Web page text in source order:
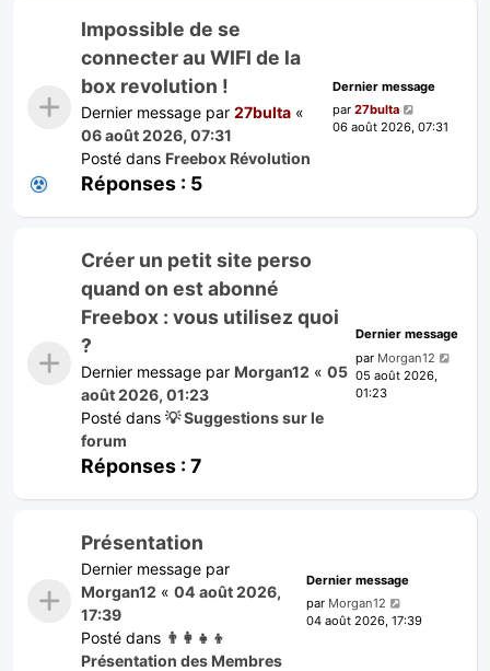
Impossible de se
connecter au WIFI de la
box revolution !
Dernier message par 27bulta «
06 août 2026, 07:31
Posté dans Freebox Révolution
Réponses : 5
Dernier message
par27bulta
06 août 2026, 07:31
Créer un petit site perso
quand on est abonné
Freebox : vous utilisez quoi
?
Dernier message par Morgan12 « 05
août 2026, 01:23
Posté dans 💡 Suggestions sur le
forum
Réponses : 7
Dernier message
par Morgan12
05 août 2026,
01:23
Présentation
Dernier message par
Morgan12 « 04 août 2026,
17:39
Posté dans 👨‍👩‍👧‍👦
Présentation des Membres
Dernier message
par Morgan12
04 août 2026, 17:39